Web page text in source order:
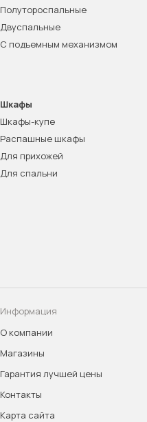
Полутороспальные
Двуспальные
С подъемным механизмом
Шкафы
Шкафы-купе
Распашные шкафы
Для прихожей
Для спальни
Информация
О компании
Магазины
Гарантия лучшей цены
Контакты
Карта сайта